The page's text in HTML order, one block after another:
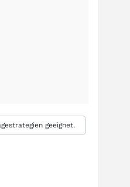
geeignet.